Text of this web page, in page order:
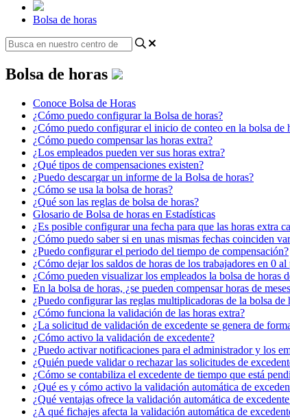
Bolsa de horas
Bolsa de horas
Conoce Bolsa de Horas
¿Cómo puedo configurar la Bolsa de horas?
¿Cómo puedo configurar el inicio de conteo en la bolsa de
¿Cómo puedo compensar las horas extra?
¿Los empleados pueden ver sus horas extra?
¿Qué tipos de compensaciones existen?
¿Puedo descargar un informe de la Bolsa de horas?
¿Cómo se usa la bolsa de horas?
¿Qué son las reglas de bolsa de horas?
Glosario de Bolsa de horas en Estadísticas
¿Es posible configurar una fecha para que las horas extra
¿Cómo puedo saber si en unas mismas fechas coinciden
¿Puedo configurar el periodo del tiempo de compensación?
¿Cómo dejar los saldos de horas de los trabajadores en 0
¿Cómo pueden visualizar los empleados la bolsa de horas
En la bolsa de horas, ¿se pueden compensar horas de
¿Puedo configurar las reglas multiplicadoras de la bolsa de
¿Cómo funciona la validación de las horas extra?
¿La solicitud de validación de excedente se genera de
¿Cómo activo la validación de excedente?
¿Puedo activar notificaciones para el administrador y los
¿Quién puede validar o rechazar las solicitudes de
¿Cómo se contabiliza el excedente de tiempo que está
¿Qué es y cómo activo la validación automática de
¿Qué ventajas ofrece la validación automática de
¿A qué fichajes afecta la validación automática de